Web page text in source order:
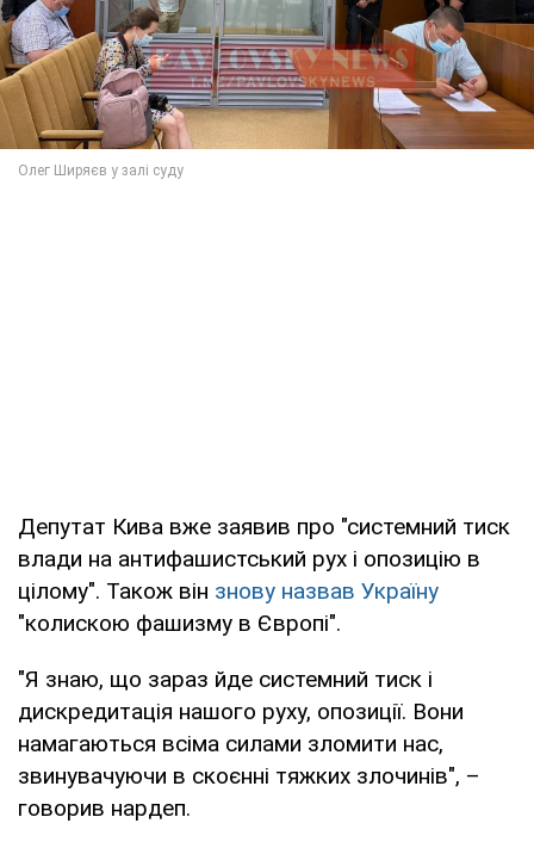
Депутат Кива вже заявив про "системний тиск
влади на антифашистський рух і опозицію в
цілому". Також він знову назвав Україну
"колискою фашизму в Європі".
"Я знаю, що зараз йде системний тиск і
дискредитація нашого руху, опозиції. Вони
намагаються всіма силами зломити нас,
звинувачуючи в скоєнні тяжких злочинів", –
говорив нардеп.